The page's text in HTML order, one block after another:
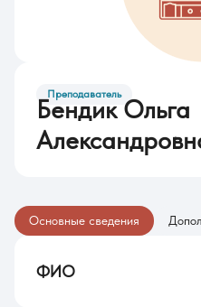
Преподаватель
Бендик Ольга
Основные сведения
ФИО